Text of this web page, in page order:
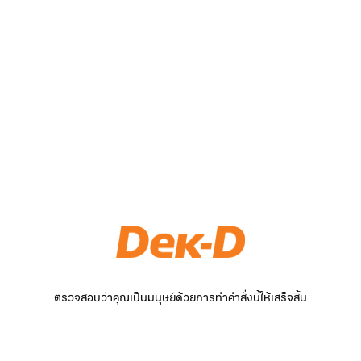
ตรวจสอบว่าคุณเป็นมนุษย์ด้วยการทำคำสั่งนี้ให้เสร็จสิ้น